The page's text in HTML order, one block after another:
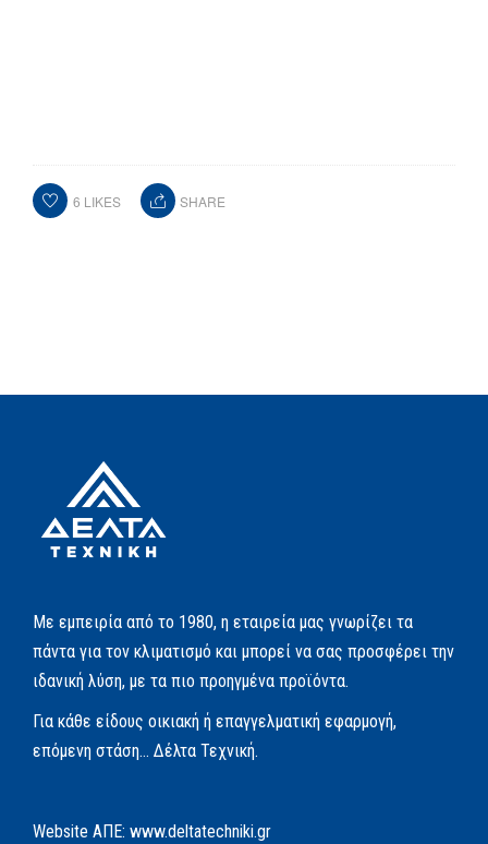
6 LIKES SHARE
Με εμπειρία από το 1980, η εταιρεία μας γνωρίζει τα
πάντα για τον κλιματισμό και μπορεί να σας προσφέρει την
ιδανική λύση, με τα πιο προηγμένα προϊόντα.
Για κάθε είδους οικιακή ή επαγγελματική εφαρμογή,
επόμενη στάση… Δέλτα Τεχνική.
Website AΠΕ: www.deltatechniki.gr